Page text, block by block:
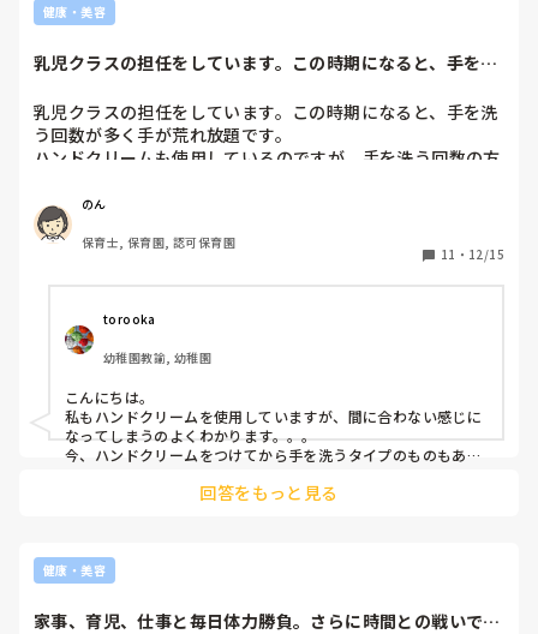
健康・美容
乳児クラスの担任をしています。この時期になると、手を洗
乳児クラスの担任をしています。この時期になると、手を洗
う回数が多く手が荒れ放題です。
ハンドクリームも使用しているのですが、手を洗う回数の方
皆さんは手荒れ対策とかしていますか？
のん
保育士, 保育園, 認可保育園
11 ・ 12/15
torooka
幼稚園教諭, 幼稚園
こんにちは。
私もハンドクリームを使用していますが、間に合わない感じに
なってしまうのよくわかります。。。
今、ハンドクリームをつけてから手を洗うタイプのものもある
あとは、手があまりに荒れているときは、水絆創膏などもしよ
回答をもっと見る
健康・美容
家事、育児、仕事と毎日体力勝負。さらに時間との戦いで、